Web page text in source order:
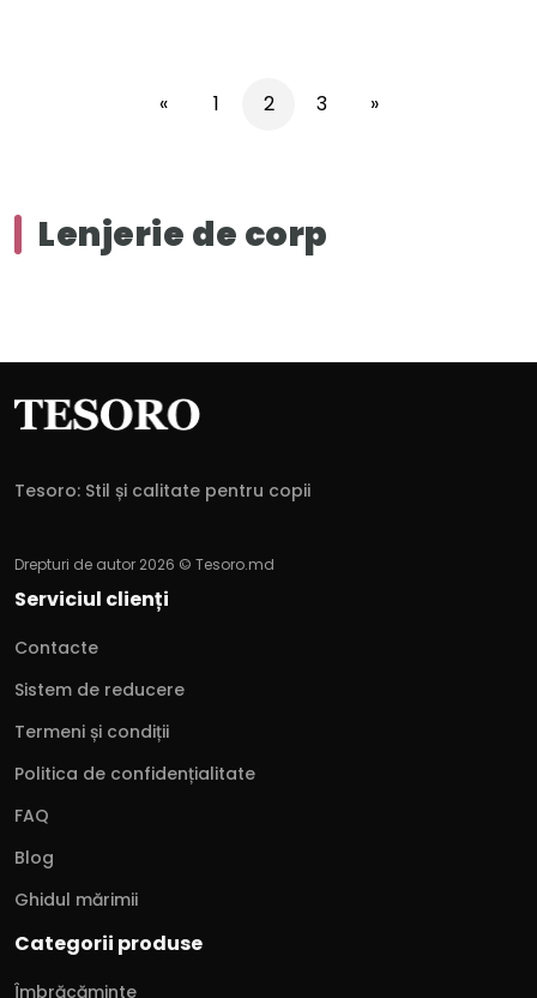
« 1 2 3 »
Lenjerie de corp
Tesoro: Stil și calitate pentru copii
Drepturi de autor 2026 © Tesoro.md
Serviciul clienți
Contacte
Sistem de reducere
Termeni și condiții
Politica de confidențialitate
FAQ
Blog
Ghidul mărimii
Categorii produse
Îmbrăcăminte